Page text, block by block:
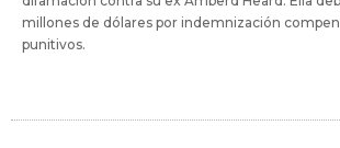
millones de dólares por indemnización
punitivos.